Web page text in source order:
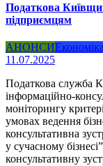
Податкова
підприємцям
АНОНСИ
11.07.2025
Податкова служба
інформаційно-
моніторингу
умовах ведення
консультативна
у сучасному
консультативну